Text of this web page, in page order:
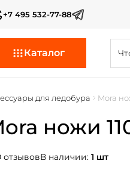
+7 495 532-77-88
Каталог
для ледобура Mora
ножи
отзывовВ наличии: 1 шт